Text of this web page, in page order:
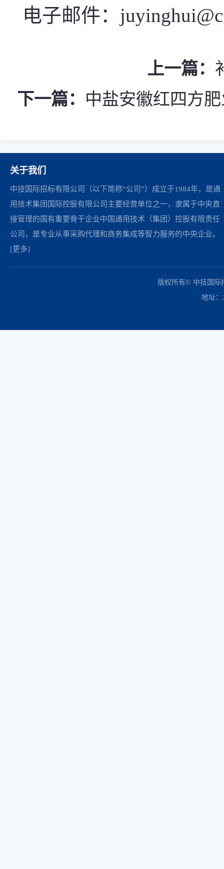
电子邮件：
上一篇：
下一篇： 中盐安徽红四方
关于我们
中技国际招标有限公司（以下简称“公司”）成立于1984年，是通
用技术集团国际控股有限公司主要经营单位之一，隶属于中央直
接管理的国有重要骨干企业中国通用技术（集团）控股有限责任
公司，是专业从事采购代理和商务集成等智力服务的中央企业。
[更多]
版权所有© 中技国际
地址：